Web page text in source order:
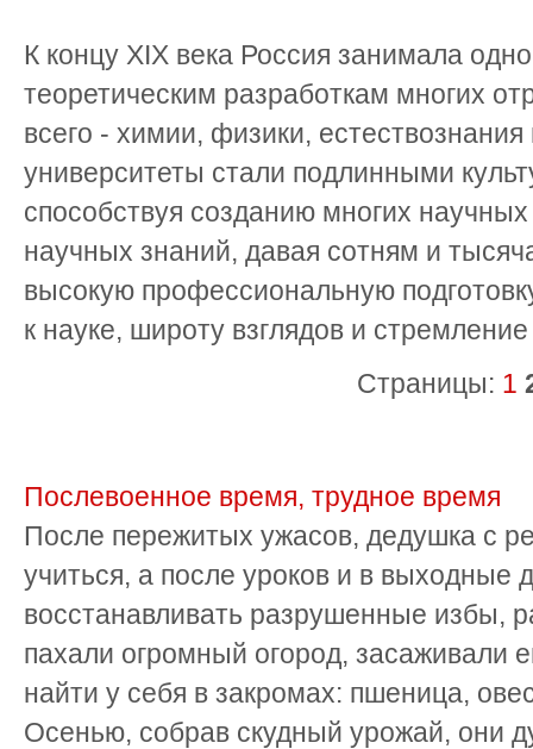
К концу XIX века Россия занимала
теоретическим разработкам многих
всего - химии, физики,
университеты стали подлинными
способствуя созданию многих
научных знаний, давая сотням и
высокую профессиональную
к науке, широту взглядов и стремление
Страницы: 1
Послевоенное время, трудное время
После пережитых ужасов, дедушка с
учиться, а после уроков и в выходные
восстанавливать разрушенные избы,
пахали огромный огород, засаживали
найти у себя в закромах: пшеница,
Осенью, собрав скудный урожай, они